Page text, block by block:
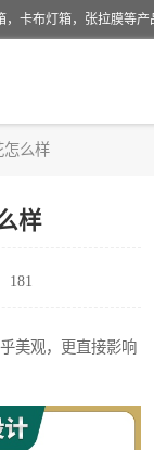
怎么样
样
181
美观，更直接影响